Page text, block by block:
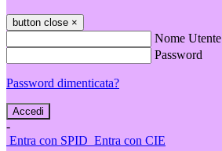
button close ×
Nome Utente
Password
Password dimenticata?
-
Entra con SPID Entra con CIE